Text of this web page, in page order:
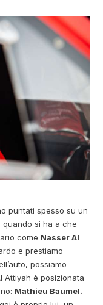
puntati spesso su un
quando si ha a che
come Nasser Al
e prestiamo
possiamo
Attiyah è posizionata
Mathieu Baumel.